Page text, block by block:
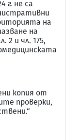
г. не са
на
на
2 и чл. 175,
копия от
проверки,